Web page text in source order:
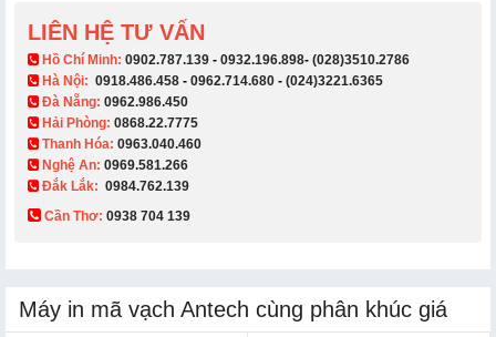
LIÊN HỆ TƯ VẤN
​ Hồ Chí Minh: 0902.787.139 - 0932.196.898- (028)3510.2786
Hà Nội: 0918.486.458 - 0962.714.680 - (024)3221.6365
Đà Nẵng: 0962.986.450
Hải Phòng: 0868.22.7775
Thanh Hóa: 0963.040.460
Nghệ An: 0969.581.266
Đắk Lắk: 0984.762.139
Cần Thơ: 0938 704 139​
Máy in mã vạch Antech cùng phân khúc giá